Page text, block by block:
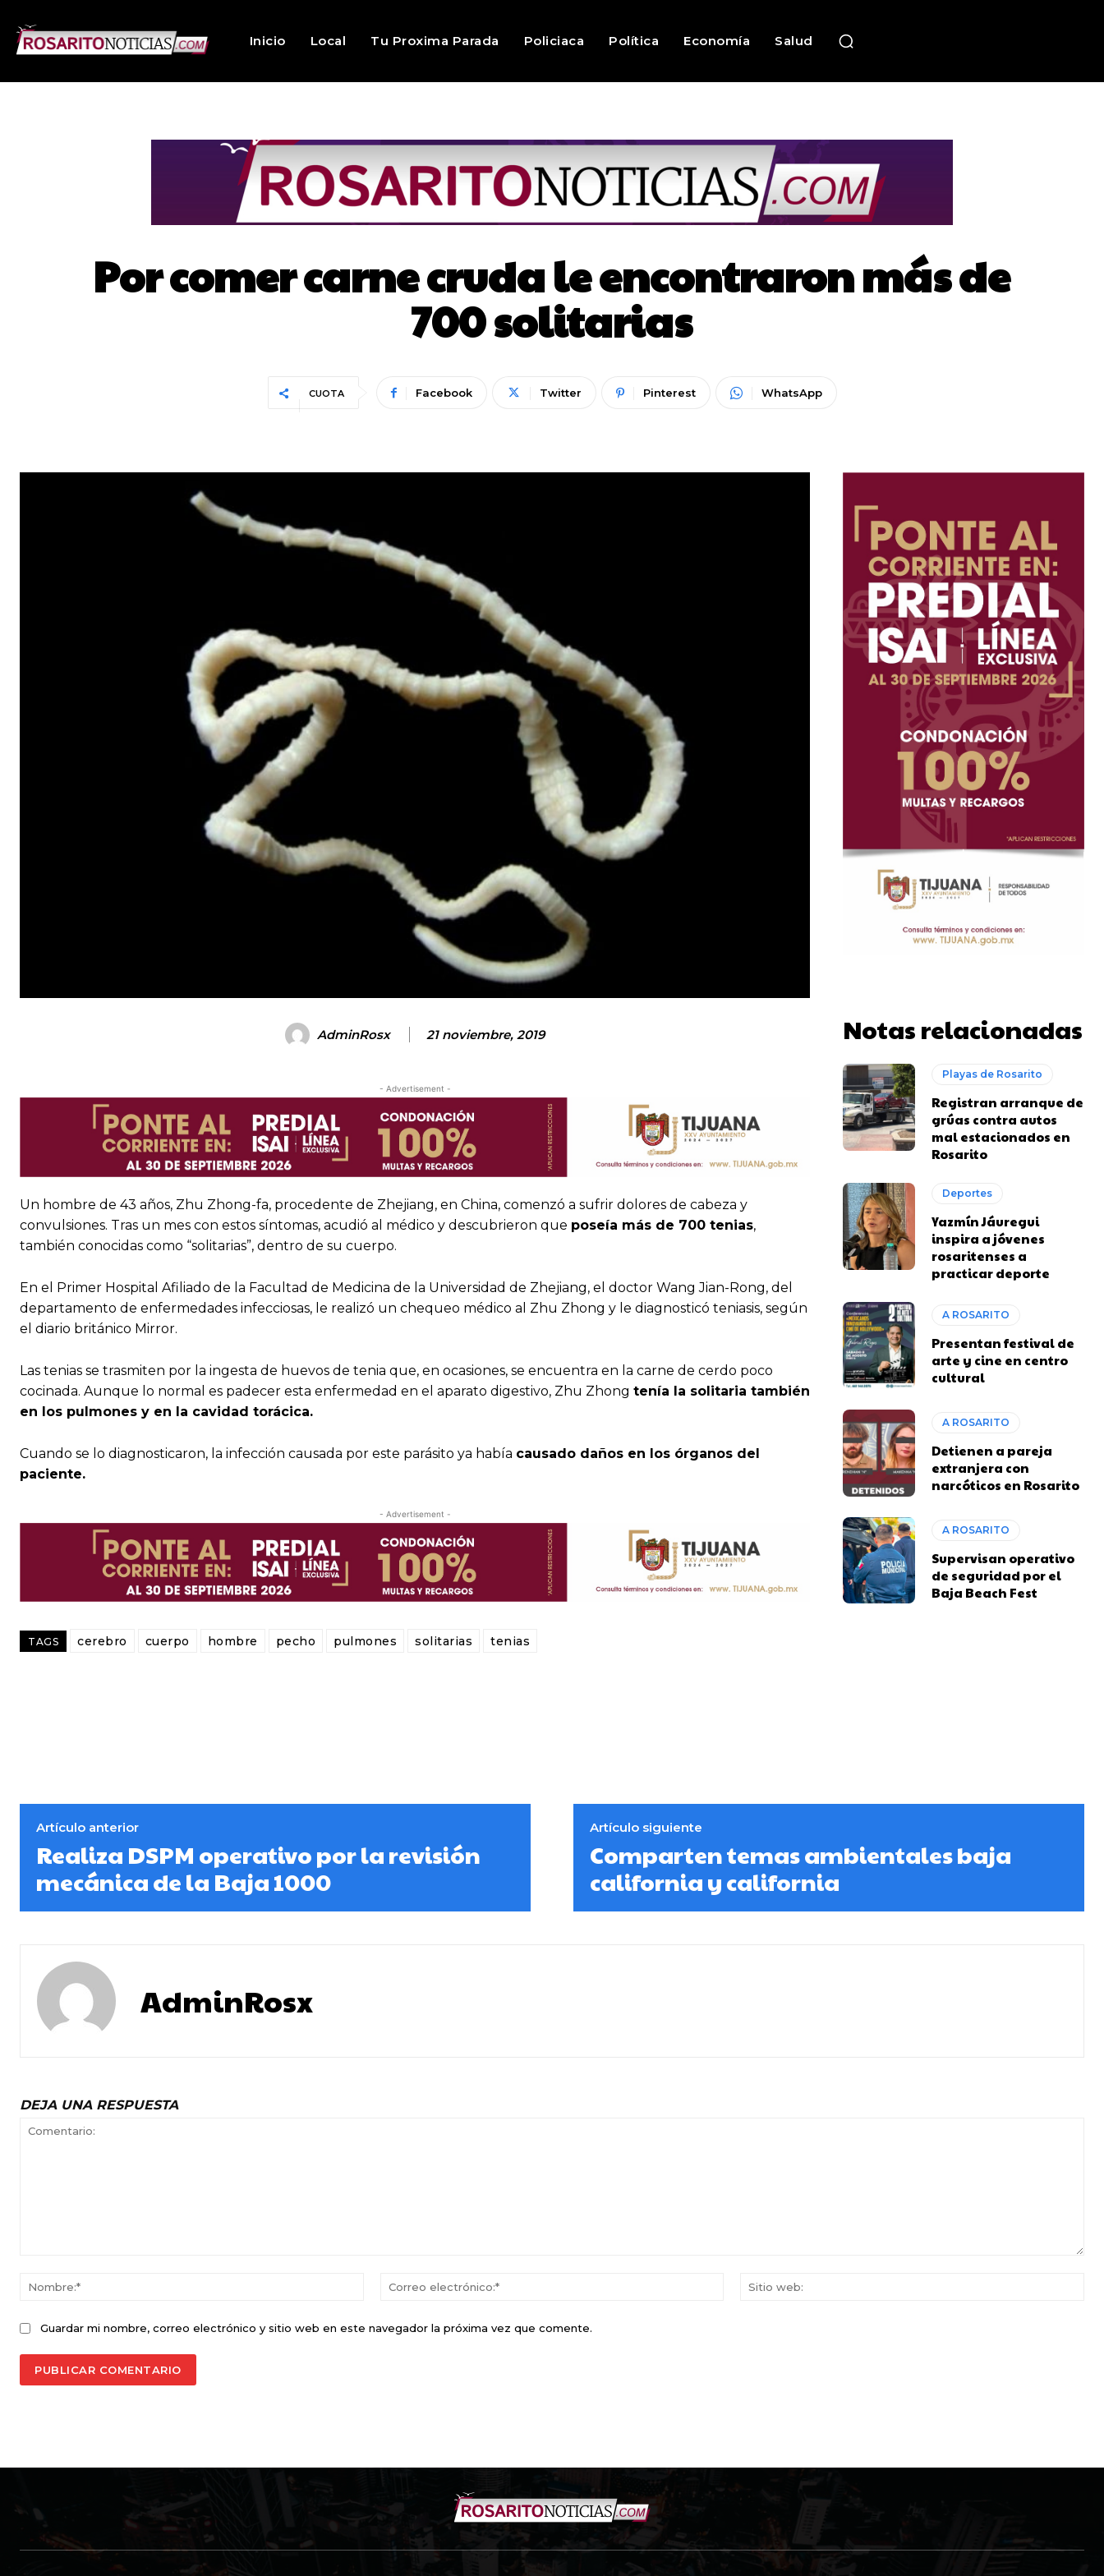
Inicio Local Tu Proxima Parada Policiaca Política Economía Salud
Por comer carne cruda le encontraron más de
700 solitarias
CUOTA Facebook Twitter Pinterest WhatsApp
AdminRosx 21 noviembre, 2019
- Advertisement -
Un hombre de 43 años, Zhu Zhong-fa, procedente de Zhejiang, en China, comenzó a sufrir dolores de cabeza y
convulsiones. Tras un mes con estos síntomas, acudió al médico y descubrieron que poseía más de 700 tenias,
también conocidas como “solitarias”, dentro de su cuerpo.
En el Primer Hospital Afiliado de la Facultad de Medicina de la Universidad de Zhejiang, el doctor Wang Jian-Rong, del
departamento de enfermedades infecciosas, le realizó un chequeo médico al Zhu Zhong y le diagnosticó teniasis, según
el diario británico Mirror.
Las tenias se trasmiten por la ingesta de huevos de tenia que, en ocasiones, se encuentra en la carne de cerdo poco
cocinada. Aunque lo normal es padecer esta enfermedad en el aparato digestivo, Zhu Zhong tenía la solitaria también
en los pulmones y en la cavidad torácica.
Cuando se lo diagnosticaron, la infección causada por este parásito ya había causado daños en los órganos del
paciente.
- Advertisement -
TAGS cerebro cuerpo hombre pecho pulmones solitarias tenias
Notas relacionadas
Playas de Rosarito
Registran arranque de
grúas contra autos
mal estacionados en
Rosarito
Deportes
Yazmín Jáuregui
inspira a jóvenes
rosaritenses a
practicar deporte
A ROSARITO
Presentan festival de
arte y cine en centro
cultural
A ROSARITO
Detienen a pareja
extranjera con
narcóticos en Rosarito
A ROSARITO
Supervisan operativo
de seguridad por el
Baja Beach Fest
Artículo anterior
Realiza DSPM operativo por la revisión
mecánica de la Baja 1000
Artículo siguiente
Comparten temas ambientales baja
california y california
AdminRosx
DEJA UNA RESPUESTA
Nombre:*
Correo
Guardar mi nombre, correo electrónico y sitio web en este navegador la próxima vez que comente.